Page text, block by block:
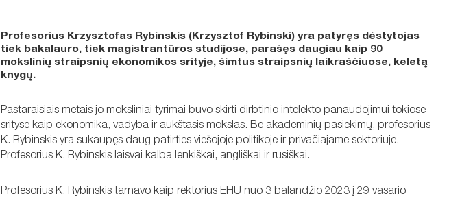
Profesorius Krzysztofas Rybinskis (Krzysztof Rybinski)yra patyręs dėstytojas
tiek bakalauro, tiek magistrantūros studijose, parašęs daugiau kaip 90
mokslinių straipsnių ekonomikos srityje, šimtus straipsnių laikraščiuose, keletą
knygų.
Pastaraisiais metais jo moksliniai tyrimai buvo skirti dirbtinio intelekto panaudojimui tokiose
srityse kaip ekonomika, vadyba ir aukštasis mokslas. Be akademinių pasiekimų, profesorius
K. Rybinskis yra sukaupęs daug patirties viešojoje politikoje ir privačiajame sektoriuje.
Profesorius K. Rybinskis laisvai kalba lenkiškai, angliškai ir rusiškai.
Profesorius K. Rybinskis tarnavo kaip rektorius EHU nuo 3 balandžio 2023 į 29 vasario